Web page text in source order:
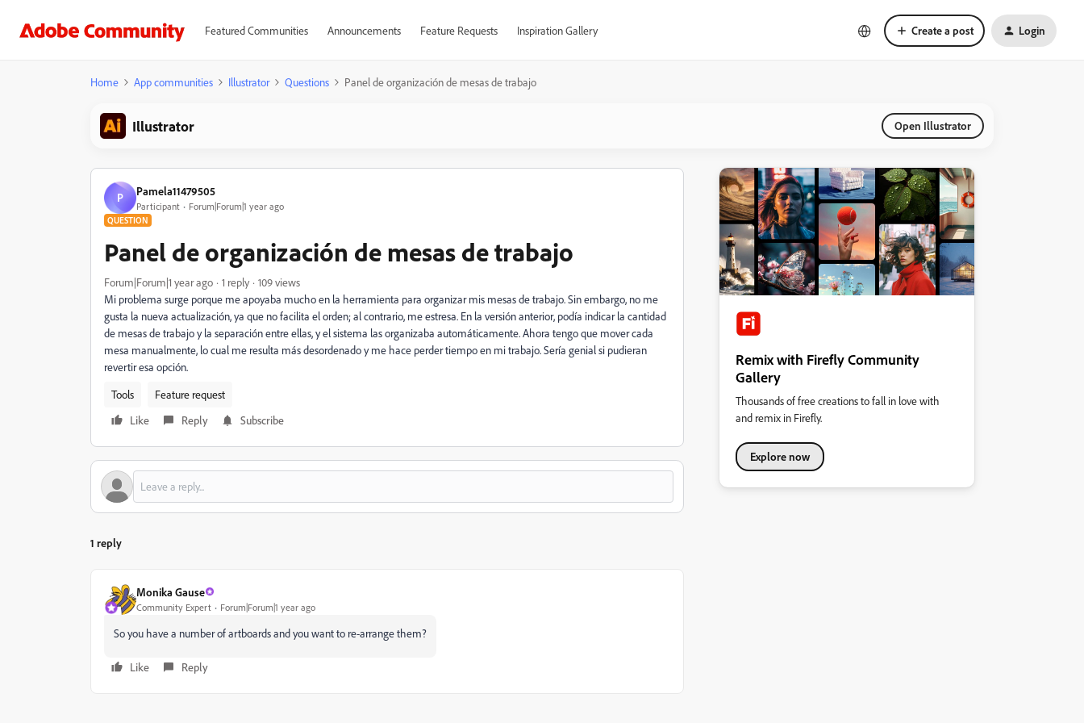
Featured Communities Announcements Feature Requests Inspiration Gallery Create a post Login
Home App communities Illustrator Questions Panel de organización de mesas de trabajo
Illustrator Open Illustrator
P Pamela11479505
Participant Forum|Forum|1 year ago
QUESTION
Panel de organización de mesas de trabajo
Forum|Forum|1 year ago 1 reply
109 views
Mi problema surge porque me apoyaba mucho en la herramienta para organizar mis mesas de trabajo. Sin embargo, no me
gusta la nueva actualización, ya que no facilita el orden; al contrario, me estresa. En la versión anterior, podía indicar la cantidad
de mesas de trabajo y la separación entre ellas, y el sistema las organizaba automáticamente. Ahora tengo que mover cada
mesa manualmente, lo cual me resulta más desordenado y me hace perder tiempo en mi trabajo. Sería genial si pudieran
revertir esa opción.
Tools
Feature request
Like
Reply Subscribe
1 reply
Monika Gause
Community Expert Forum|Forum|1 year ago
So you have a number of artboards and you want to re-arrange them?
Like Reply
Remix with Firefly Community
Gallery
Thousands of free creations to fall in love with
and remix in Firefly.
Explore now